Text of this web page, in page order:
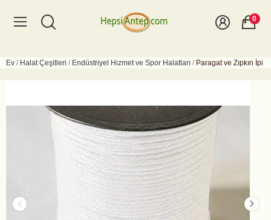
0
Ev Halat Çeşitleri Endüstriyel Hizmet ve Spor Halatları Paragat ve Zıpkın İpi